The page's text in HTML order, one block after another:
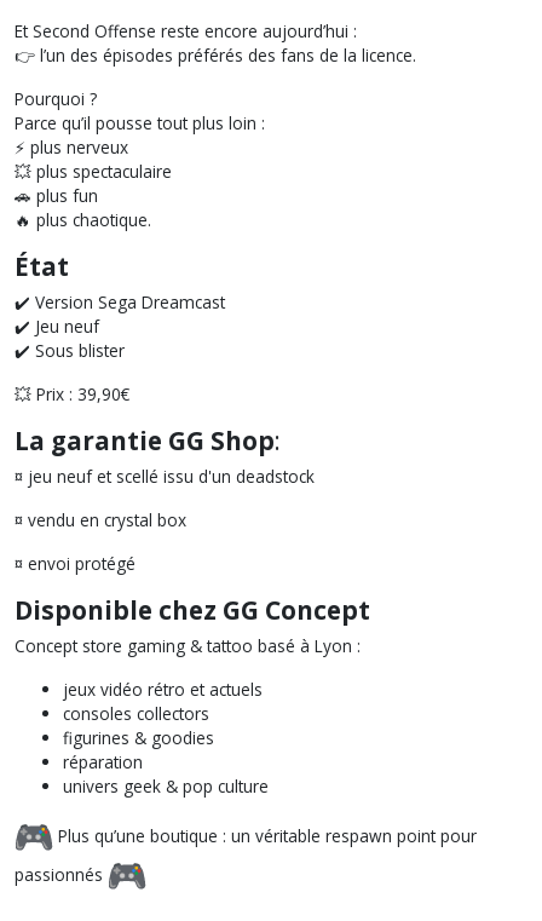
Et Second Offense reste encore aujourd’hui :
👉 l’un des épisodes préférés des fans de la licence.
Pourquoi ?
Parce qu’il pousse tout plus loin :
⚡ plus nerveux
💥 plus spectaculaire
🚗 plus fun
🔥 plus chaotique.
État
✔️ Version Sega Dreamcast
✔️ Jeu neuf
✔️ Sous blister
💥 Prix : 39,90€
La garantie GG Shop:
¤ jeu neuf et scellé issu d'un deadstock
¤ vendu en crystal box
¤ envoi protégé
Disponible chez GG Concept
Concept store gaming & tattoo basé à Lyon :
jeux vidéo rétro et actuels
consoles collectors
figurines & goodies
réparation
univers geek & pop culture
Plus qu’une boutique : un véritable respawn point pour
passionnés